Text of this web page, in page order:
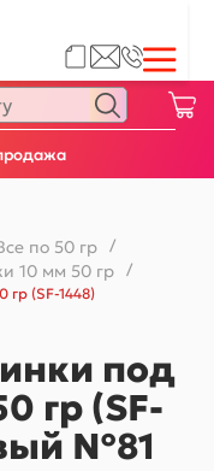
по 50 гр /
10 мм 50 гр
/
гр (SF-1448)
под
гр (SF-
№81